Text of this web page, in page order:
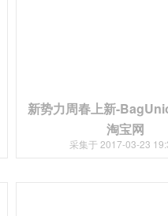
新势力周春上新-
淘宝网
采集于 2017-03-23